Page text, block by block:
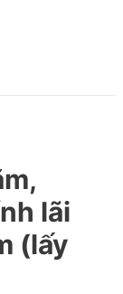
lãi
(lấy